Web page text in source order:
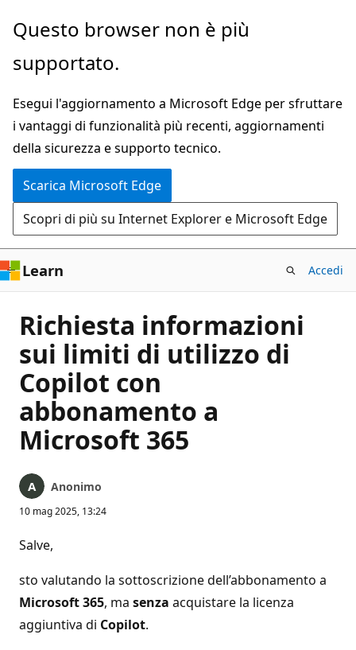
Ignora
passa
contenuto
principale
Questo browser non è più
supportato.
Esegui l'aggiornamento a Microsoft Edge per sfruttare
i vantaggi di funzionalità più recenti, aggiornamenti
della sicurezza e supporto tecnico.
Scarica Microsoft Edge
Scopri di più su Internet Explorer e Microsoft Edge
Learn Accedi
Richiesta informazioni
sui limiti di utilizzo di
Copilot con
abbonamento a
Microsoft 365
Anonimo
10 mag 2025, 13:24
Salve,
sto valutando la sottoscrizione dell’abbonamento a
Microsoft 365, ma senza acquistare la licenza
aggiuntiva di Copilot.